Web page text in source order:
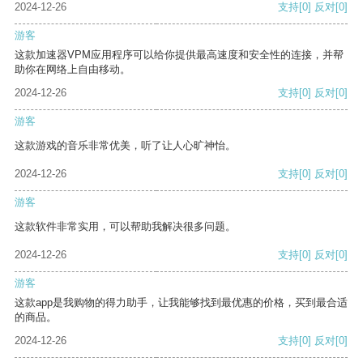
2024-12-26 支持[0] 反对[0]
游客
这款加速器VPM应用程序可以给你提供最高速度和安全性的连接，并帮
助你在网络上自由移动。
2024-12-26
支持[0] 反对[0]
游客
这款游戏的音乐非常优美，听了让人心旷神怡。
2024-12-26 支持[0] 反对[0]
游客
这款软件非常实用，可以帮助我解决很多问题。
2024-12-26 支持[0] 反对[0]
游客
这款app是我购物的得力助手，让我能够找到最优惠的价格，买到最合适
的商品。
2024-12-26
支持[0] 反对[0]